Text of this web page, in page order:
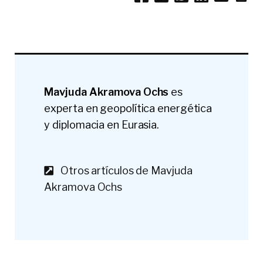
Mavjuda Akramova Ochs es
experta en geopolítica energética
y diplomacia en Eurasia.
Otros artículos de Mavjuda
Akramova Ochs